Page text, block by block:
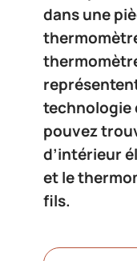
dans une
technologie
pouvez
d’intérieur
et le
fils.